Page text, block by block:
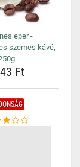
eper -
szemes kávé,
Ft